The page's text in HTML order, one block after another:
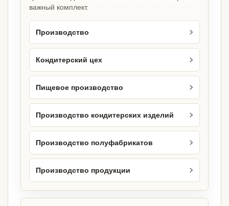
важный комплект.
Производство
Кондитерский цех
Пищевое производство
Производство кондитерских изделий
Производство полуфабрикатов
Производство продукции